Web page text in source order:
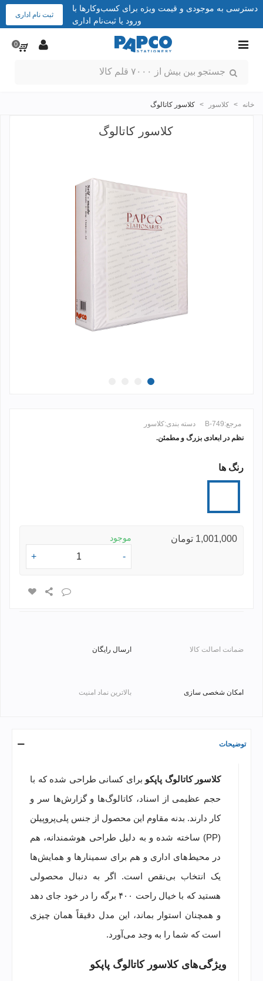
دسترسی به موجودی و قیمت ویژه برای کسب‌وکارها با
ورود یا ثبت‌نام اداری
ثبت نام اداری
0
خانه > کلاسور > کلاسور کاتالوگ
کلاسور کاتالوگ
مرجع:B-749 دسته بندی:کلاسور
نظم در ابعادی بزرگ و مطمئن.
ادامه مطلب +
رنگ ها
1,001,000 تومان موجود
-
+
ضمانت اصالت کالا ارسال رایگان
امکان شخصی سازی بالاترین نماد امنیت
توضیحات
کلاسور کاتالوگ پاپکو برای کسانی طراحی شده که با
حجم عظیمی از اسناد، کاتالوگ‌ها و گزارش‌ها سر و
کار دارند. بدنه مقاوم این محصول از جنس پلی‌پروپیلن
(PP) ساخته شده و به دلیل طراحی هوشمندانه، هم
در محیط‌های اداری و هم برای سمینارها و همایش‌ها
یک انتخاب بی‌نقص است. اگر به دنبال محصولی
هستید که با خیال راحت ۴۰۰ برگه را در خود جای دهد
و همچنان استوار بماند، این مدل دقیقاً همان چیزی
است که شما را به وجد می‌آورد.
ویژگی‌های کلاسور کاتالوگ پاپکو